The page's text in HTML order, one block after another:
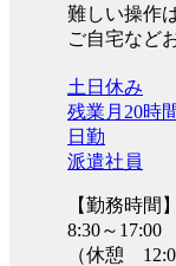
難しい操作
ご自宅など
土日休み
残業月20時
日勤
派遣社員
【勤務時間】
8:30～17:00
（休憩